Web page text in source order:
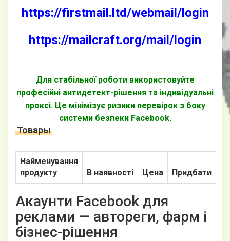
https://firstmail.ltd/webmail/login
https://mailcraft.org/mail/login
Для стабільної роботи використовуйте
професійні антидетект-рішення та індивідуальні
проксі. Це мінімізує ризики перевірок з боку
системи безпеки Facebook.
Товары
Найменування
продукту
В наявності Цена Придбати
Акаунти Facebook для
реклами — автореги, фарм і
бізнес-рішення